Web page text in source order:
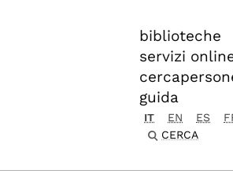
biblioteche
servizi
guida
IT EN ES
CERCA